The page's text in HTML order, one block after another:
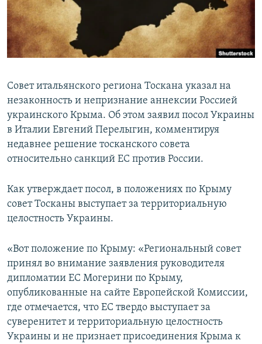
ПОБЕДИТЕЛЕЙ НЕ СУДЯТ?
КРЫМ.НЕПОКОРЕННЫЙ
ELIFBE
ПРИСОЕДИНЯЙТЕСЬ!
Все сайты RFE/RL
Совет итальянского региона Тоскана указал на
незаконность и непризнание аннексии Россией
украинского Крыма. Об этом заявил посол Украины
в Италии Евгений Перелыгин, комментируя
недавнее решение тосканского совета
относительно санкций ЕС против России.
Как утверждает посол, в положениях по Крыму
совет Тосканы выступает за территориальную
целостность Украины.
«Вот положение по Крыму: «Региональный совет
принял во внимание заявления руководителя
дипломатии ЕС Могерини по Крыму,
опубликованные на сайте Европейской Комиссии,
где отмечается, что ЕС твердо выступает за
суверенитет и территориальную целостность
Украины и не признает присоединения Крыма к